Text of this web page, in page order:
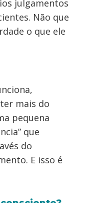
julgamentos
Não que
o que ele
mais do
pequena
que
do
E isso é